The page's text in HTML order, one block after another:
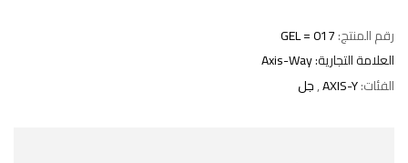
رقم المنتج:GEL = 017
العلامة التجارية:Axis-Way
الفئات:AXIS-Y
,جل